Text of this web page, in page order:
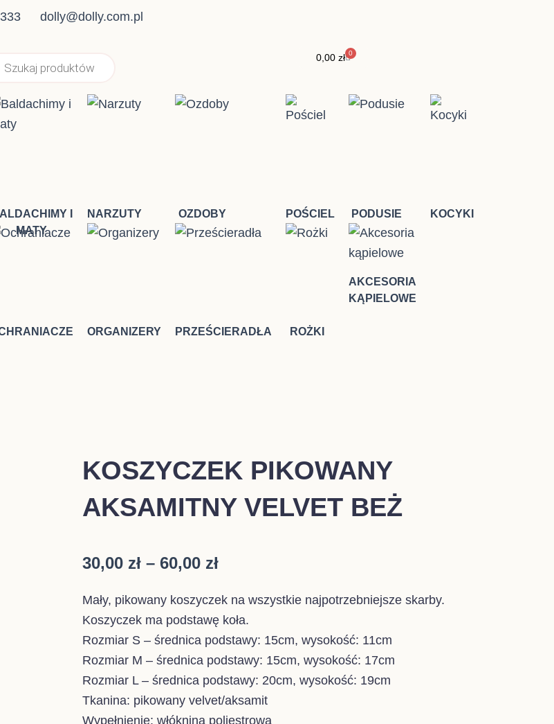
dolly@dolly.com.pl
I
MATY
NARZUTY OZDOBY POŚCIEL PODUSIE KOCYKI
ORGANIZERY PRZEŚCIERADŁA ROŻKI
AKCESORIA
KĄPIELOWE
0,00 zł 0
Wózek
KOSZYCZEK PIKOWANY
AKSAMITNY VELVET BEŻ
30,00 zł – 60,00 złZakres
od
30,00 zł
do
60,00 zł
Mały, pikowany koszyczek na wszystkie najpotrzebniejsze skarby.
Koszyczek ma podstawę koła.
Rozmiar S – średnica podstawy: 15cm, wysokość: 11cm
Rozmiar M – średnica podstawy: 15cm, wysokość: 17cm
Rozmiar L – średnica podstawy: 20cm, wysokość: 19cm
Tkanina: pikowany velvet/aksamit
Wypełnienie: włóknina poliestrowa